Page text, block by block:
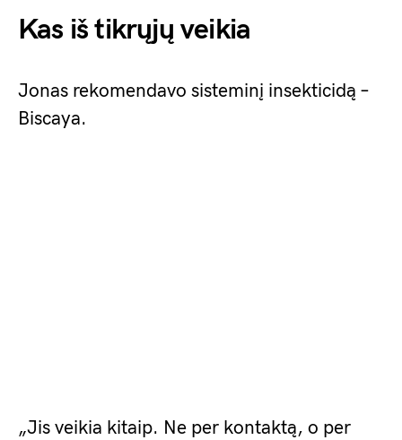
Kas iš tikrųjų veikia
Jonas rekomendavo sisteminį insekticidą –
Biscaya.
„Jis veikia kitaip. Ne per kontaktą, o per